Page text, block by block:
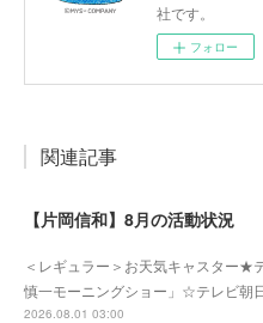
社です。
フォロー
関連記事
【片岡信和】8月の活動状況
＜レギュラー＞お天気キャスター★
慎一モーニングショー」☆テレビ朝
2026.08.01 03:00